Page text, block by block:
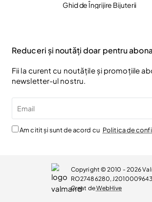
Ghid de Îngrijire Bijuterii
Reduceri și noutăți doar pentru
Fii la curent cu noutățile și promoțiile
newsletter-ul nostru.
Am citit și sunt de acord cu Politica de
Copyright © 2010 - 2026
RO27486280,
Creat deWebHive